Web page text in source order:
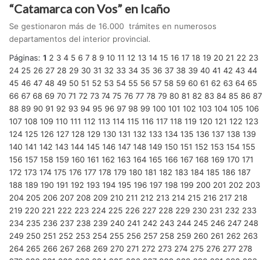
“Catamarca con Vos” en Icaño
Se gestionaron más de 16.000 trámites en numerosos
departamentos del interior provincial.
Páginas: 1 2 3 4 5 6 7 8 9 10 11 12 13 14 15 16 17 18 19 20 21 22 23
24 25 26 27 28 29 30 31 32 33 34 35 36 37 38 39 40 41 42 43 44
45 46 47 48 49 50 51 52 53 54 55 56 57 58 59 60 61 62 63 64 65
66 67 68 69 70 71 72 73 74 75 76 77 78 79 80 81 82 83 84 85 86 87
88 89 90 91 92 93 94 95 96 97 98 99 100 101 102 103 104 105 106
107 108 109 110 111 112 113 114 115 116 117 118 119 120 121 122 123
124 125 126 127 128 129 130 131 132 133 134 135 136 137 138 139
140 141 142 143 144 145 146 147 148 149 150 151 152 153 154 155
156 157 158 159 160 161 162 163 164 165 166 167 168 169 170 171
172 173 174 175 176 177 178 179 180 181 182 183 184 185 186 187
188 189 190 191 192 193 194 195 196 197 198 199 200 201 202 203
204 205 206 207 208 209 210 211 212 213 214 215 216 217 218
219 220 221 222 223 224 225 226 227 228 229 230 231 232 233
234 235 236 237 238 239 240 241 242 243 244 245 246 247 248
249 250 251 252 253 254 255 256 257 258 259 260 261 262 263
264 265 266 267 268 269 270 271 272 273 274 275 276 277 278